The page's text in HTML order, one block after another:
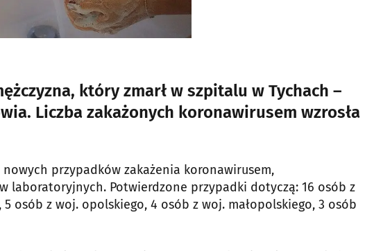
który zmarł w szpitalu w Tychach –
Liczba zakażonych koronawirusem wzrosła
przypadków zakażenia koronawirusem,
laboratoryjnych. Potwierdzone przypadki dotyczą: 16 osób z
osób z woj. opolskiego, 4 osób z woj. małopolskiego, 3 osób